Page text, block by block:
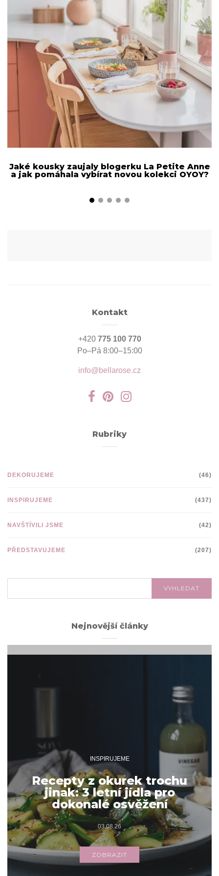
Jaké kousky zaujaly blogerku La Petite Anne
a jak pomáhala vybírat novou kolekci OYOY?
Kontakt
+420 775 100 770
Po–Pá 8:00–15:00
info@bellarose.cz
Rubriky
DEKORUJEME (46)
INSPIRUJEME (437)
NAVŠTÍVILI JSME (42)
PŘEDSTAVUJEME (207)
VYHLEDAT
Nejnovější články
INSPIRUJEME
Recepty z okurek trochu
jinak: 3 letní jídla pro
dokonalé osvěžení
03.08.26
ZOBRAZIT